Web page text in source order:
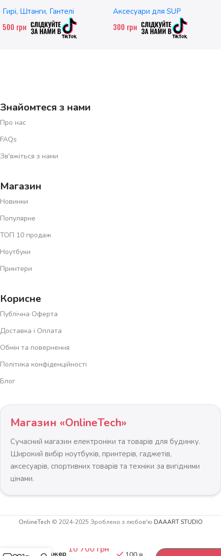
Гирі, Штанги, Гантелі
500 грн
Аксесуари для SUP
300 грн
Знайомтеся з нами
Про нас
FAQs
Зв'яжіться з нами
Магазин
Новинки
Популярне
ТОП 10 продаж
Ноутбуки
Принтери
Корисне
Публічна Оферта
Доставка і Оплата
Обмін та повернення
Політика конфіденційності
Блог
Магазин «OnlineTech»
Сучасний магазин електроніки та товарів для будинку.
Широкий вибір ноутбуків, принтерів, гаджетів,
аксесуарів, спортивних товарів та техніки за вигідними
цінами.
OnlineTech © 2024-2025 Зроблено з любов'ю DAAART STUDIO
тренажер 10 700 грн